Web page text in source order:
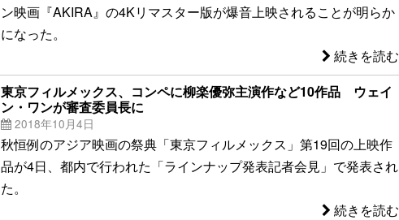
ン映画『AKIRA』の4Kリマスター版が爆音上映されることが明らか
になった。
続きを読む
東京フィルメックス、コンペに柳楽優弥主演作など10作品 ウェイ
ン・ワンが審査委員長に
2018年10月4日
秋恒例のアジア映画の祭典「東京フィルメックス」第19回の上映作
品が4日、都内で行われた「ラインナップ発表記者会見」で発表され
た。
続きを読む